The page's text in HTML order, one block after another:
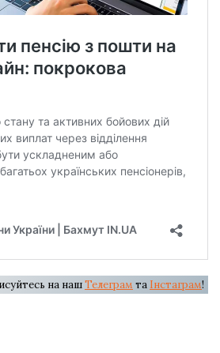
на нашТелеграм та Інстаграм!